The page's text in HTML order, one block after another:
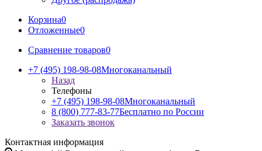
Корзина0
Отложенные0
Сравнение товаров0
+7 (495) 198-98-08Многоканальный
Назад
Телефоны
+7 (495) 198-98-08Многоканальный
8 (800) 777-83-77Бесплатно по России
Заказать звонок
Контактная информация